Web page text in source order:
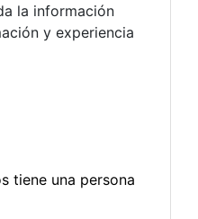
la información
y experiencia